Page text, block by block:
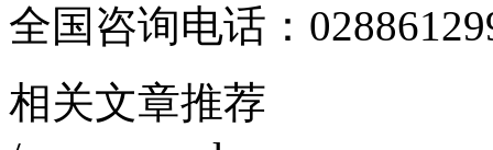
全国咨询电话：
相关文章推荐